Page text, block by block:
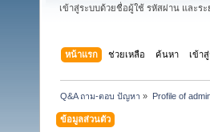
เข้าสู่ระบบด้วยชื่อผู้ใช้ รหัสผ่าน และระ
หน้าแรก ช่วยเหลือ ค้นหา เข้า
Q&A ถาม-ตอบ ปัญหา » Profile of
ข้อมูลส่วนตัว